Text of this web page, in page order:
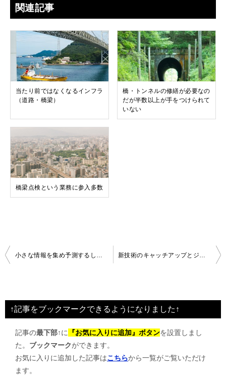
関連記事
当たり前ではなくなるインフラ
（道路・橋梁）
橋・トンネルの修繕が必要なの
だが半数以上が手をつけられて
いない
橋梁点検という業務に参入多数
投
ビ
ゲ
↑記事をブックマークできるようになりました↑
記事の最下部↑に 『お気に入りに追加』ボタンを設置しまし
た。 ブックマークができます。
お気に入りに追加した記事はこちらから一覧がご覧いただけ
ます。